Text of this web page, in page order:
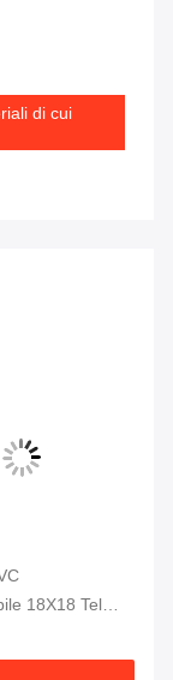
di cui
18X18 Telaio
610GSM